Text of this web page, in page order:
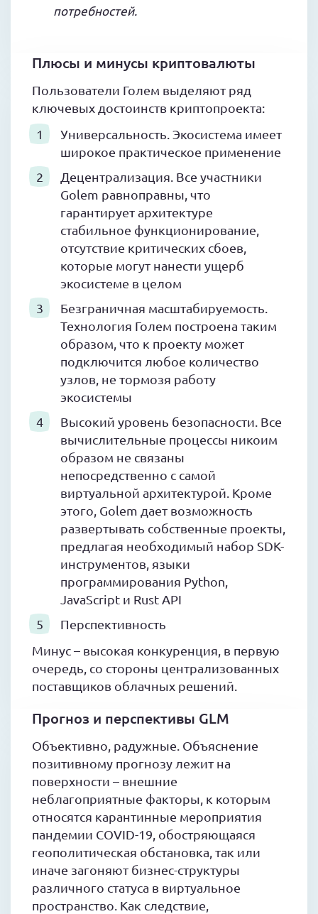
потребностей.
Плюсы и минусы криптовалюты
Пользователи Голем выделяют ряд
ключевых достоинств криптопроекта:
Универсальность. Экосистема имеет
широкое практическое применение
Децентрализация. Все участники
Golem равноправны, что
гарантирует архитектуре
стабильное функционирование,
отсутствие критических сбоев,
которые могут нанести ущерб
экосистеме в целом
Безграничная масштабируемость.
Технология Голем построена таким
образом, что к проекту может
подключится любое количество
узлов, не тормозя работу
экосистемы
Высокий уровень безопасности. Все
вычислительные процессы никоим
образом не связаны
непосредственно с самой
виртуальной архитектурой. Кроме
этого, Golem дает возможность
развертывать собственные проекты,
предлагая необходимый набор SDK-
инструментов, языки
программирования Python,
JavaScript и Rust API
Перспективность
Минус – высокая конкуренция, в первую
очередь, со стороны централизованных
поставщиков облачных решений.
Прогноз и перспективы GLM
Объективно, радужные. Объяснение
позитивному прогнозу лежит на
поверхности – внешние
неблагоприятные факторы, к которым
относятся карантинные мероприятия
пандемии COVID-19, обостряющаяся
геополитическая обстановка, так или
иначе загоняют бизнес-структуры
различного статуса в виртуальное
пространство. Как следствие,